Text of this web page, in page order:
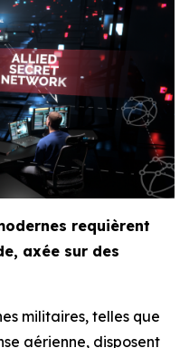
requièrent
axée sur des
militaires, telles que
aérienne, disposent